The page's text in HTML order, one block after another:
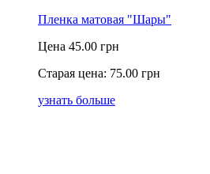
Пленка матовая "Шары"
Цена 45.00 грн
Старая цена: 75.00 грн
узнать больше